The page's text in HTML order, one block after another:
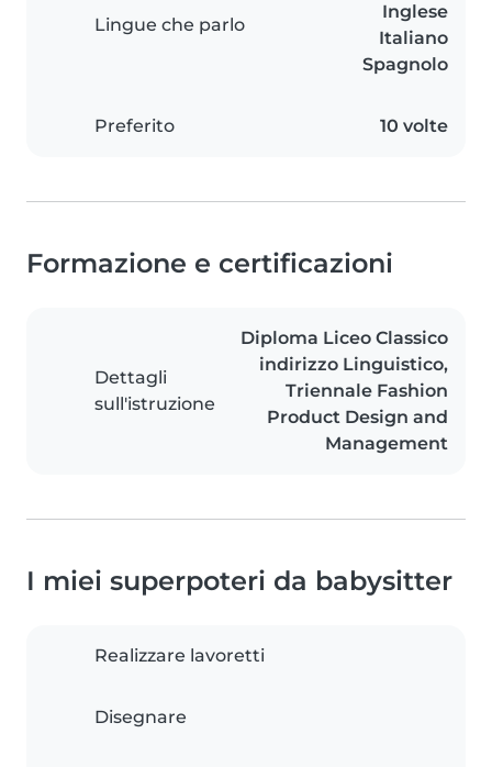
Lingue che parlo
Inglese
Italiano
Spagnolo
Preferito 10 volte
Formazione e certificazioni
Dettagli
sull'istruzione
Diploma Liceo Classico
indirizzo Linguistico,
Triennale Fashion
Product Design and
Management
I miei superpoteri da babysitter
Realizzare lavoretti
Disegnare